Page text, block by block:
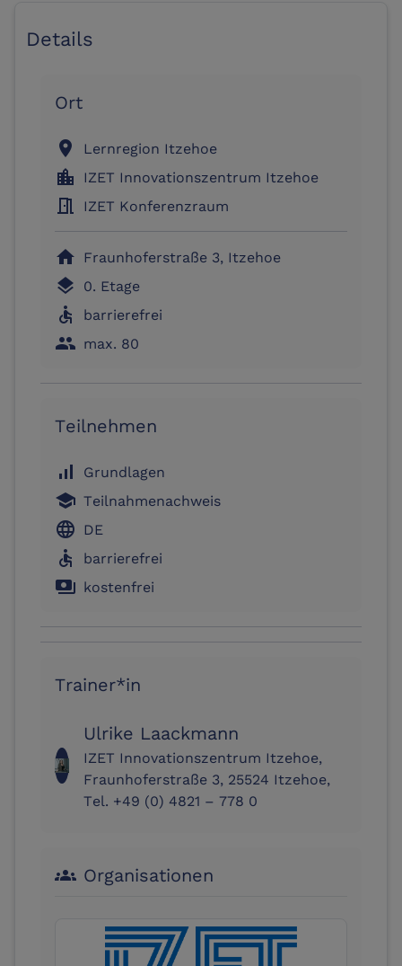
Details
Ort
location_on Lernregion Itzehoe
location_city IZET Innovationszentrum Itzehoe
meeting_room IZET Konferenzraum
home Fraunhoferstraße 3, Itzehoe
layers 0. Etage
accessible barrierefrei
people max. 80
Teilnehmen
signal_cellular_alt Grundlagen
school Teilnahmenachweis
language DE
accessible barrierefrei
payments kostenfrei
Trainer*in
Ulrike Laackmann
IZET Innovationszentrum Itzehoe,
Fraunhoferstraße 3, 25524 Itzehoe,
Tel. +49 (0) 4821 – 778 0
groups Organisationen